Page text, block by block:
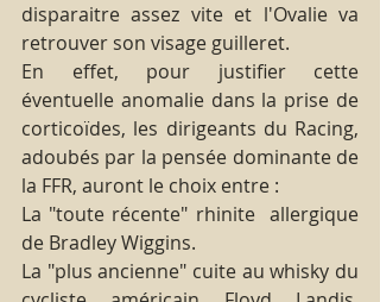
disparaitre assez vite et l'Ovalie va
retrouver son visage guilleret.
En effet, pour justifier cette
éventuelle anomalie dans la prise de
corticoïdes, les dirigeants du Racing,
adoubés par la pensée dominante de
la FFR, auront le choix entre :
La "toute récente" rhinite  allergique
de Bradley Wiggins.
La "plus ancienne" cuite au whisky du